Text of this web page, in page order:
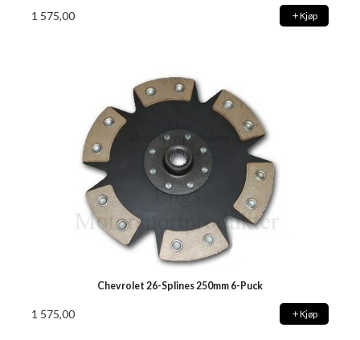
1 575,00 Kjøp
Chevrolet 26-Splines 250mm 6-Puck
1 575,00 Kjøp